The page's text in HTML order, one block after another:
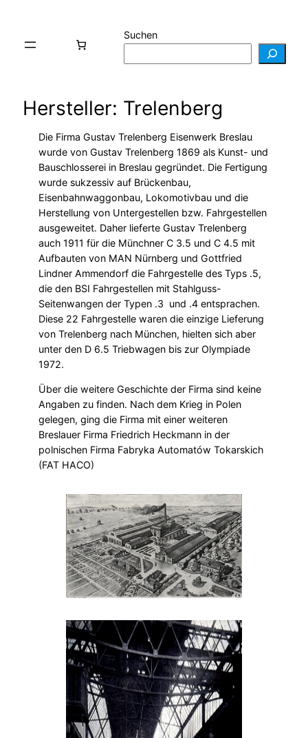
Suchen
Hersteller: Trelenberg
Die Firma Gustav Trelenberg Eisenwerk Breslau
wurde von Gustav Trelenberg 1869 als Kunst- und
Bauschlosserei in Breslau gegründet. Die Fertigung
wurde sukzessiv auf Brückenbau,
Eisenbahnwaggonbau, Lokomotivbau und die
Herstellung von Untergestellen bzw. Fahrgestellen
ausgeweitet. Daher lieferte Gustav Trelenberg
auch 1911 für die Münchner C 3.5 und C 4.5 mit
Aufbauten von MAN Nürnberg und Gottfried
Lindner Ammendorf die Fahrgestelle des Typs .5,
die den BSI Fahrgestellen mit Stahlguss-
Seitenwangen der Typen .3 und .4 entsprachen.
Diese 22 Fahrgestelle waren die einzige Lieferung
von Trelenberg nach München, hielten sich aber
unter den D 6.5 Triebwagen bis zur Olympiade
1972.
Über die weitere Geschichte der Firma sind keine
Angaben zu finden. Nach dem Krieg in Polen
gelegen, ging die Firma mit einer weiteren
Breslauer Firma Friedrich Heckmann in der
polnischen Firma Fabryka Automatów Tokarskich
(FAT HACO)